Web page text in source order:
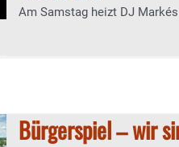
Am Samstag heizt DJ
Bürgerspiel – wir